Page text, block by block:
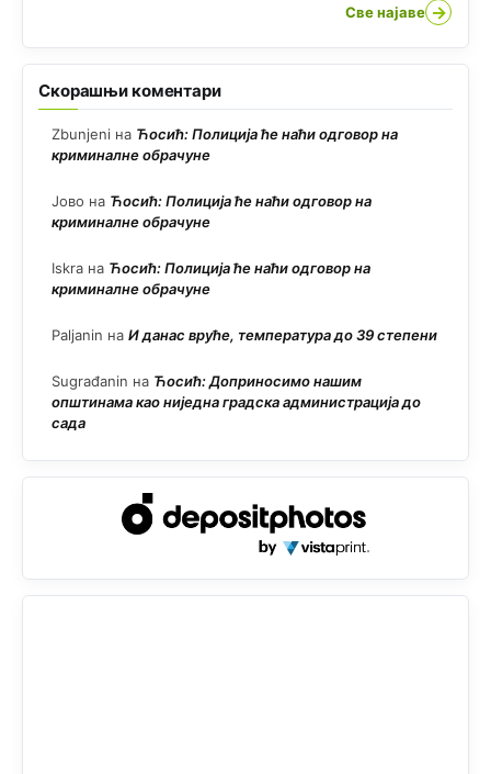
Све најаве →
Скорашњи коментари
Zbunjeni на Ћосић: Полиција ће наћи одговор на
криминалне обрачуне
Јово на Ћосић: Полиција ће наћи одговор на
криминалне обрачуне
Iskra на Ћосић: Полиција ће наћи одговор на
криминалне обрачуне
Paljanin на И данас вруће, температура до 39 степени
Sugrađanin на Ћосић: Доприносимо нашим
општинама као ниједна градска администрација до
сада